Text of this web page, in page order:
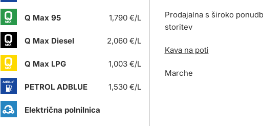
Q Max 95 1,790 €/L
Q Max Diesel 2,060 €/L
Q Max LPG 1,003 €/L
PETROL ADBLUE 1,530 €/L
Električna polnilnica
Prodajalna s široko
storitev
Kava na poti
Marche